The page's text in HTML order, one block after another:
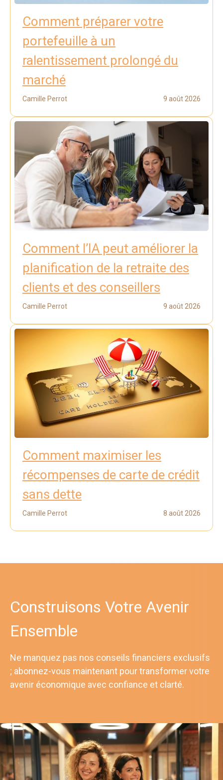
Comment préparer votre
portefeuille à un
ralentissement prolongé du
marché
Camille Perrot 9 août 2026
Comment l’IA peut améliorer la
planification de la retraite des
clients et des conseillers
Camille Perrot 9 août 2026
Comment maximiser les
récompenses de carte de crédit
sans dette
Camille Perrot 8 août 2026
Construisons Votre Avenir
Ensemble
Ne manquez pas nos conseils financiers exclusifs
; abonnez-vous maintenant pour transformer votre
avenir économique avec confiance et clarté.